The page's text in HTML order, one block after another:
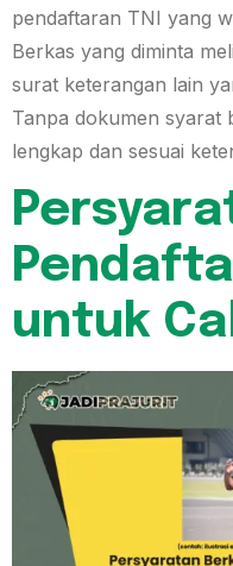
pendaftaran TNI yang
Berkas yang diminta
surat keterangan lain
Tanpa dokumen syarat
lengkap dan sesuai
untuk